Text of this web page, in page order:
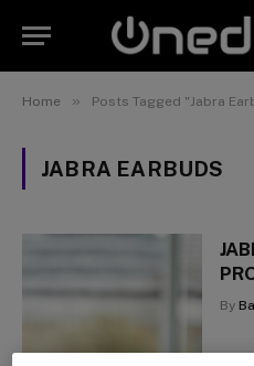
Home » Posts Tagged "Jabra
JABRA EARBUDS
By